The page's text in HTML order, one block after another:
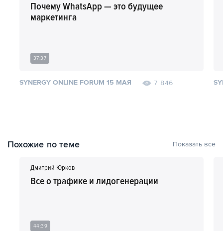
Почему WhatsApp — это будущее
маркетинга
37:37
SYNERGY ONLINE FORUM 15 МАЯ 7 846
Похожие по теме Показать все
Дмитрий Юрков
Все о трафике и лидогенерации
44:39